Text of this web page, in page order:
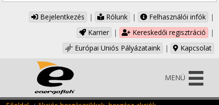
Bejelentkezés | Rólunk | Felhasználói infók
|
Karrier
| Kereskedői regisztráció
|
Európai Uniós Pályázataink
| Kapcsolat
MENÜ